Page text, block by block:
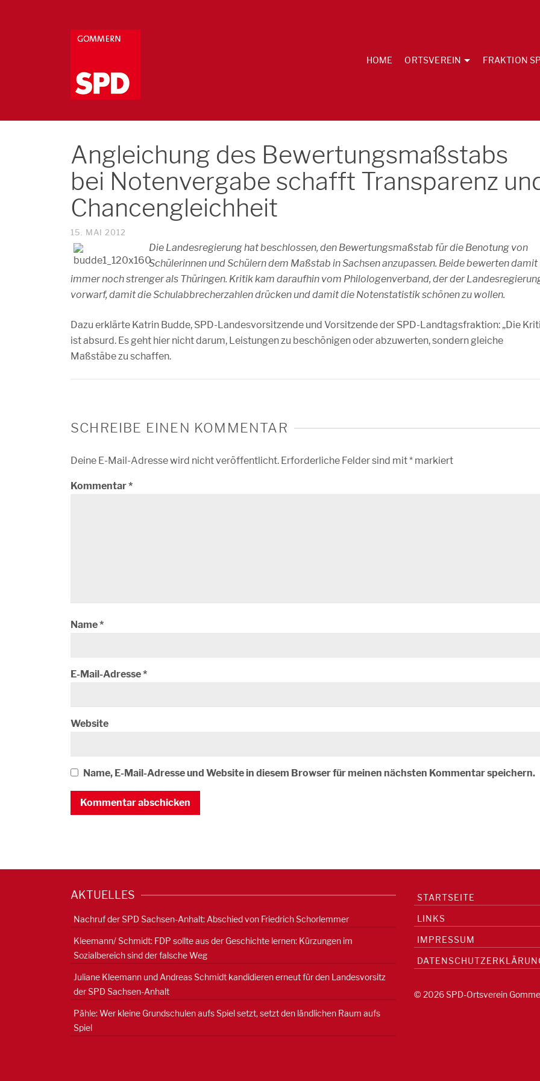
HOME ORTSVEREIN FRAKTION
Angleichung des Bewertungsmaßstabs
bei Notenvergabe schafft Transparenz
Chancengleichheit
15. MAI 2012
Die Landesregierung hat beschlossen, den Bewertungsmaßstab für die Benotung von
Schülerinnen und Schülern dem Maßstab in Sachsen anzupassen. Beide bewerten damit
immer noch strenger als Thüringen. Kritik kam daraufhin vom Philologenverband, der der
vorwarf, damit die Schulabbrecherzahlen drücken und damit die Notenstatistik schönen zu wollen.
Dazu erklärte Katrin Budde, SPD-Landesvorsitzende und Vorsitzende der SPD-Landtagsfraktion: „Die
ist absurd. Es geht hier nicht darum, Leistungen zu beschönigen oder abzuwerten, sondern gleiche
Maßstäbe zu schaffen.
SCHREIBE EINEN KOMMENTAR
Deine E-Mail-Adresse wird nicht veröffentlicht. Erforderliche Felder sind mit* markiert
Kommentar*
Name*
E-Mail-Adresse*
Website
Name, E-Mail-Adresse und Website in diesem Browser für meinen nächsten Kommentar speichern.
AKTUELLES
Nachruf der SPD Sachsen-Anhalt: Abschied von Friedrich Schorlemmer
Kleemann/ Schmidt: FDP sollte aus der Geschichte lernen: Kürzungen im
Sozialbereich sind der falsche Weg
Juliane Kleemann und Andreas Schmidt kandidieren erneut für den Landesvorsitz
der SPD Sachsen-Anhalt
Pähle: Wer kleine Grundschulen aufs Spiel setzt, setzt den ländlichen Raum aufs
Spiel
STARTSEITE
LINKS
IMPRESSUM
© 2026 SPD-Ortsverein